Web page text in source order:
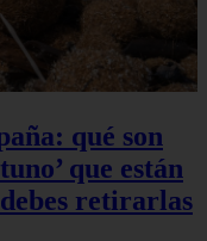
qué son
que están
retirarlas